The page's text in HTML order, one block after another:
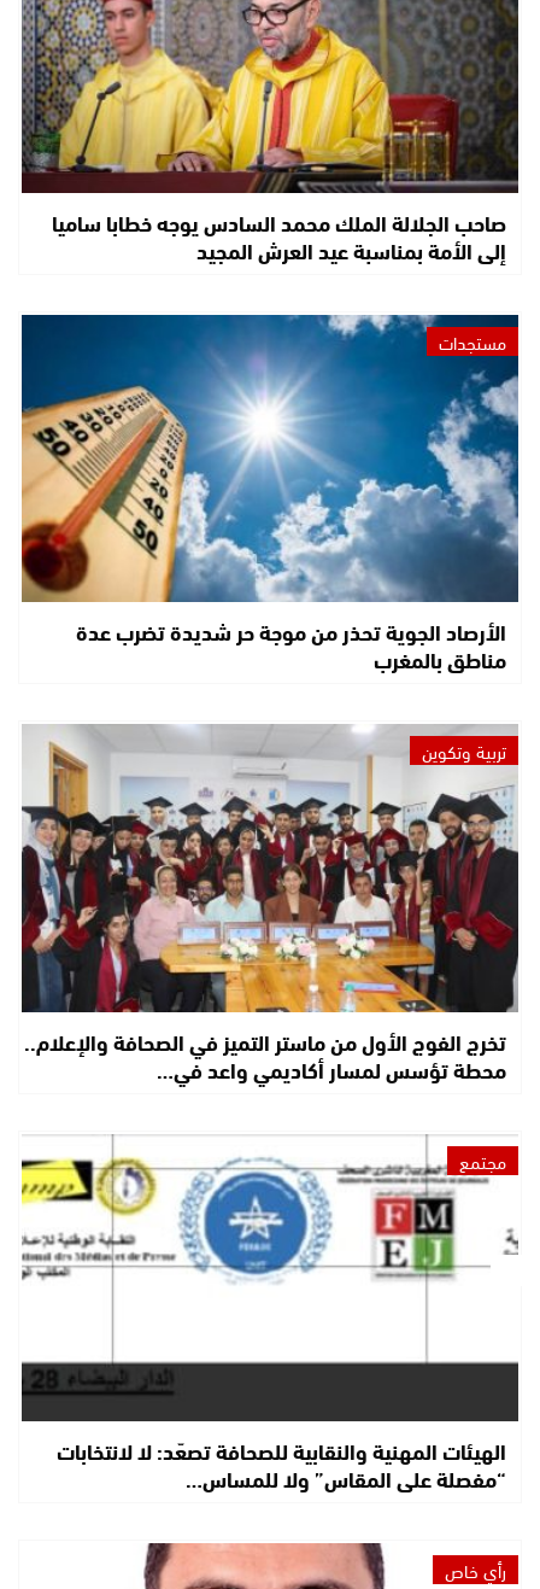
صاحب الجلالة الملك محمد السادس يوجه خطابا ساميا
إلى الأمة بمناسبة عيد العرش المجيد
مستجدات
الأرصاد الجوية تحذر من موجة حر شديدة تضرب عدة
مناطق بالمغرب
تربية وتكوين
تخرج الفوج الأول من ماستر التميز في الصحافة والإعلام..
محطة تؤسس لمسار أكاديمي واعد في…
مجتمع
الهيئات المهنية والنقابية للصحافة تصعّد: لا لانتخابات
“مفصلة على المقاس” ولا للمساس…
رأي خاص